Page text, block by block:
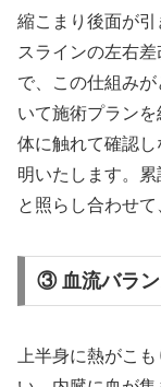
縮こまり後面が
スラインの左右
で、この仕組み
いて施術プラン
体に触れて確認
明いたします。
と照らし合わせ
③ 血流バラン
上半身に熱がこ